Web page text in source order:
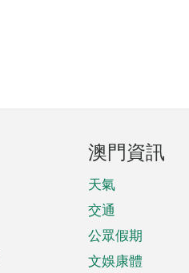
澳門資訊
天氣
交通
公眾假期
文娛康體